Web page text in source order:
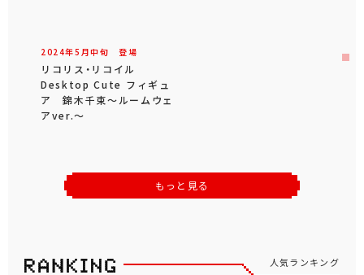
2024年5 月中旬 登場
リコリス・リコイル
Desktop Cute フィギュ
ア 錦木千束～ルームウェ
アver.～
もっと見る
人気ランキング